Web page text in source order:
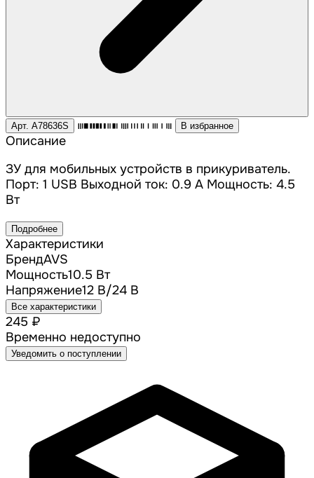
Арт. A78636S В избранное
Описание
ЗУ для мобильных устройств в прикуриватель.
Порт: 1 USB Выходной ток: 0.9 А Мощность: 4.5
Вт
Подробнее
Характеристики
БрендAVS
Мощность10.5 Вт
Напряжение12 В/24 В
Все характеристики
245 ₽
Временно недоступно
Уведомить о поступлении